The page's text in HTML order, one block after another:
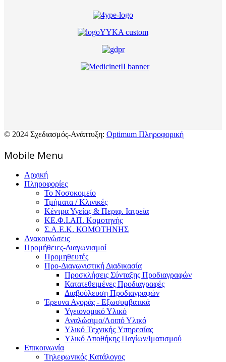
© 2024 Σχεδιασμός-Ανάπτυξη: Optimum Πληροφορική
Mοbile Menu
Αρχική
Πληροφορίες
Το Νοσοκομείο
Τμήματα / Κλινικές
Κέντρα Υγείας & Περιφ. Ιατρεία
ΚΕ.Φ.Ι.ΑΠ. Κομοτηνής
Σ.Α.Ε.Κ. ΚΟΜΟΤΗΝΗΣ
Ανακοινώσεις
Προμήθειες-Διαγωνισμοί
Προμηθευτές
Προ-Διαγωνιστική Διαδικασία
Προσκλήσεις Σύνταξης Προδιαγραφών
Κατατεθειμένες Προδιαγραφές
Διαβούλευση Προδιαγραφών
Έρευνα Αγοράς - Εξωσυμβατικά
Υγειονομικό Υλικό
Αναλώσιμο/Λοιπό Υλικό
Υλικό Tεχνικής Yπηρεσίας
Υλικό Αποθήκης Παγίων/Ιματισμού
Επικοινωνία
Τηλεφωνικός Κατάλογος